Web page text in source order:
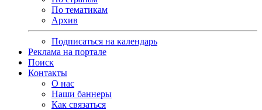
По тематикам
Архив
Подписаться на календарь
Реклама на портале
Поиск
Контакты
О нас
Наши баннеры
Как связаться